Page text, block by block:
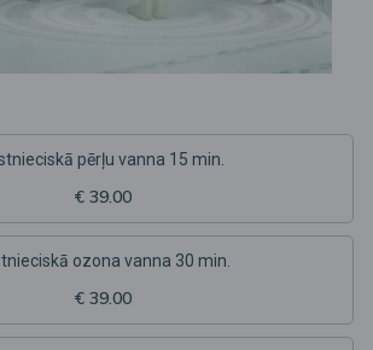
pērļu vanna 15 min.
€ 39.00
ozona vanna 30 min.
€ 39.00